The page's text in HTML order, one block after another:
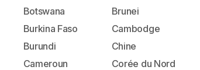
Botswana
Burkina Faso
Burundi
Cameroun
Brunei
Cambodge
Chine
Corée du Nord